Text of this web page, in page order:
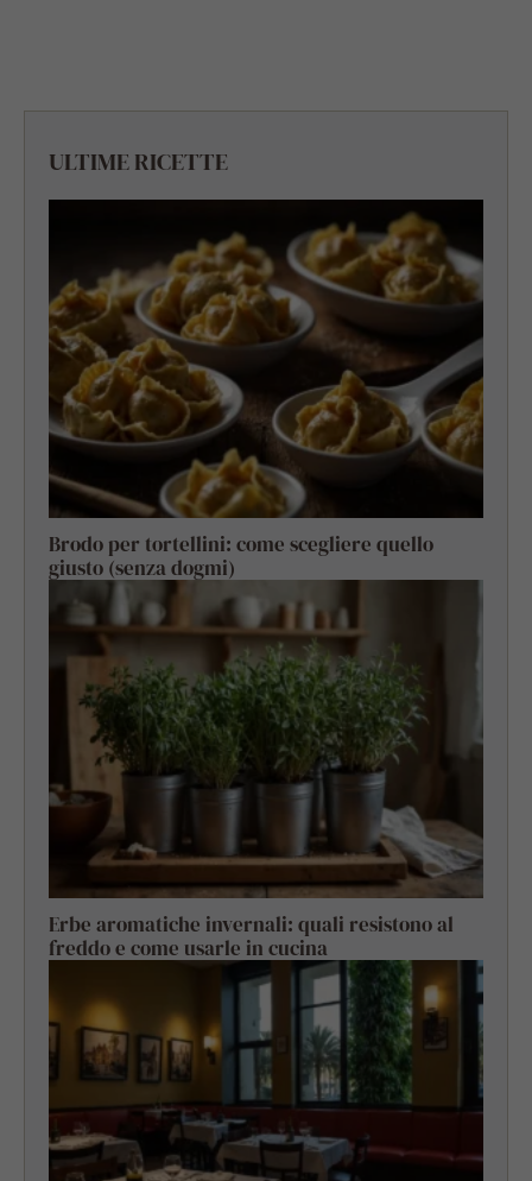
ULTIME RICETTE
Brodo per tortellini: come scegliere quello
giusto (senza dogmi)
Erbe aromatiche invernali: quali resistono al
freddo e come usarle in cucina